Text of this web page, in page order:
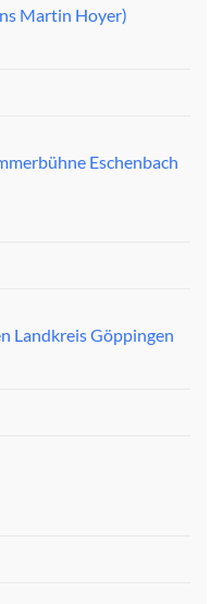
Martin Hoyer)
Eschenbach
Landkreis Göppingen